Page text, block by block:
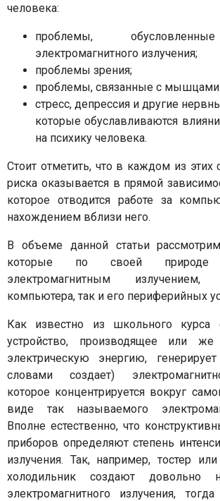
человека:
проблемы,
электромагнитного излучения;
проблемы зрения;
проблемы, связанные с мышцами
стресс, депрессия и другие
которые обуславливаются
на психику человека.
Стоит отметить, что в каждом из этих
риска оказывается в прямой
которое отводится работе за
нахождением вблизи него.
В объеме данной статьи
которые по своей
электромагнитным
компьютера, так и его периферийных
Как известно из школьного курса
устройство, производящее или же
электрическую энергию,
словами создает)
которое концентрируется вокруг
виде так называемого
Вполне естественно, что
приборов определяют степень
излучения. Так, например, тостер
холодильник создают довольно
электромагнитного излучения,